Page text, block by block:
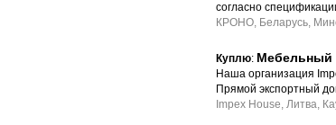
согласно
КРОНО, Беларусь,
Куплю: Мебельный
Наша организация
Прямой экспортный
Impex House, Литва,